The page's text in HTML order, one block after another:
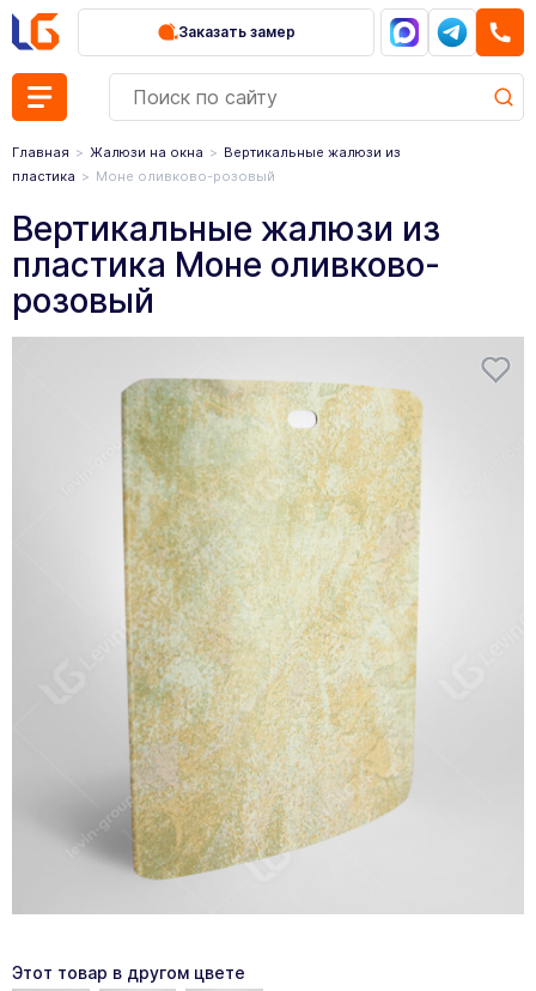
Заказать замер
Главная Жалюзи на окна
Вертикальные жалюзи из
пластика
Моне оливково-розовый
Вертикальные жалюзи из
пластика Моне оливково-
розовый
Этот товар в другом цвете